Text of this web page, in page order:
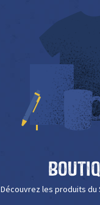
Découvrez les produits du